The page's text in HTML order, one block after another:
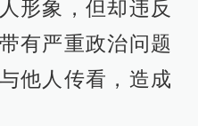
形象，但却违反
有严重政治问题
他人传看，造成